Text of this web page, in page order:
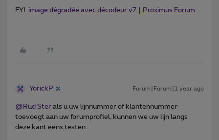
FYI: image dégradée avec décodeur v7 | Proximus Forum
YorickP Forum|Forum|1 year ago
@Rud Ster als u uw lijnnummer of klantennummer
toevoegt aan uw forumprofiel, kunnen we uw lijn langs
deze kant eens testen.